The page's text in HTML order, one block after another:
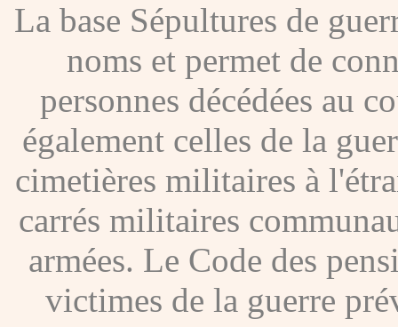
La base Sépultures de
noms et permet de
personnes décédées au
également celles de la
cimetières militaires à
carrés militaires
armées. Le Code des
victimes de la guerre